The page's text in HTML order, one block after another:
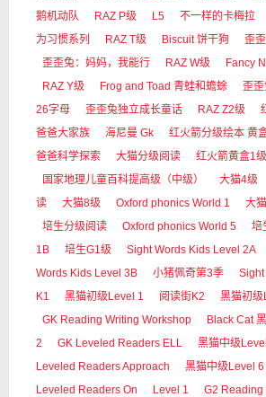
鹅机动队
RAZ P级 L5 不一样的卡梅拉
为习惯系列
RAZ T级 Biscuit 饼干狗 歪
歪歪兔：妈妈，我能行
RAZ W级 Fancy
RAZ Y级
Frog and Toad 青蛙和蟾蜍 歪
26字母
歪歪兔独立成长童话 RAZ Z2级
爸爸大家族
海尼曼 Gk 红火箭分级绘本 黄
爸爸科学探索
大猫分级阅读 红火箭黄盒1级
国家地理儿童百科提高级（中级）
大猫4级
读
大猫8级 Oxford phonics World 1 大
培生分级阅读
Oxford phonics World 5 培
1B
培生G1级 Sight Words Kids Level 2A
Words Kids Level 3B
小猪佩奇第3季
K1
黑猫初级Level 1 阅读街K2 黑猫初级
GK Reading Writing Workshop
Black Cat
2
GK Leveled Readers ELL 黑猫中级
Leveled Readers Approach
黑猫中级Level 6
Leveled Readers On
Level 1 G2 Reading